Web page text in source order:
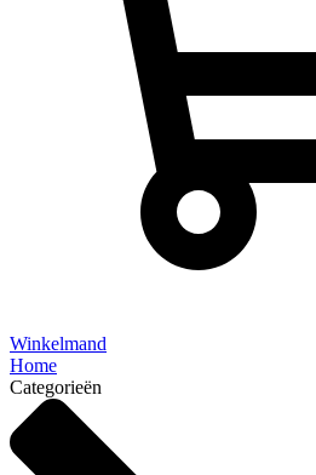
Winkelmand
Home
Categorieën